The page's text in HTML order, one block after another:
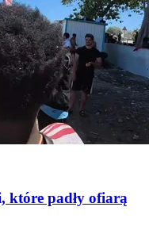
które padły ofiarą